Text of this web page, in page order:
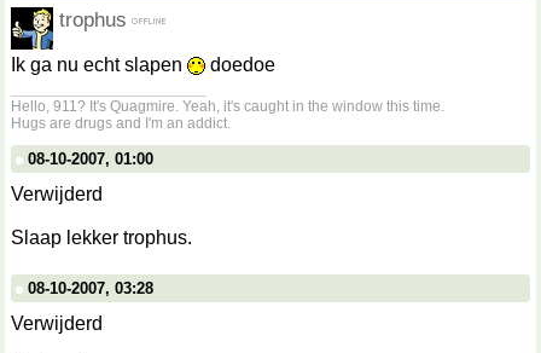
trophus
Ik ga nu echt slapen
doedoe
Hello, 911? It's Quagmire. Yeah, it's caught in the window this time.
Hugs are drugs and I'm an addict.
08-10-2007, 01:00
Verwijderd
Slaap lekker trophus.
08-10-2007, 03:28
Verwijderd